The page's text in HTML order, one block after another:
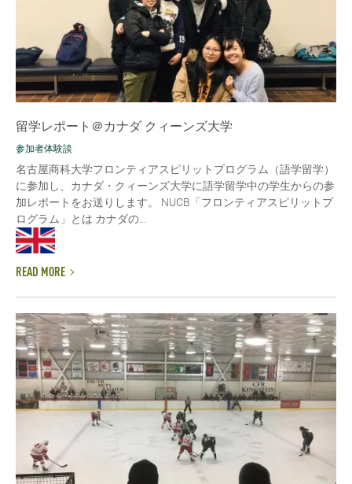
留学レポート＠カナダ クィーンズ大学
参加者体験談
名古屋商科大学フロンティアスピリットプログラム（語学留学）
に参加し、カナダ・クィーンズ大学に語学留学中の学生からの参
加レポートをお送りします。 NUCB「フロンティアスピリットプ
ログラム」とは カナダの...
READ MORE